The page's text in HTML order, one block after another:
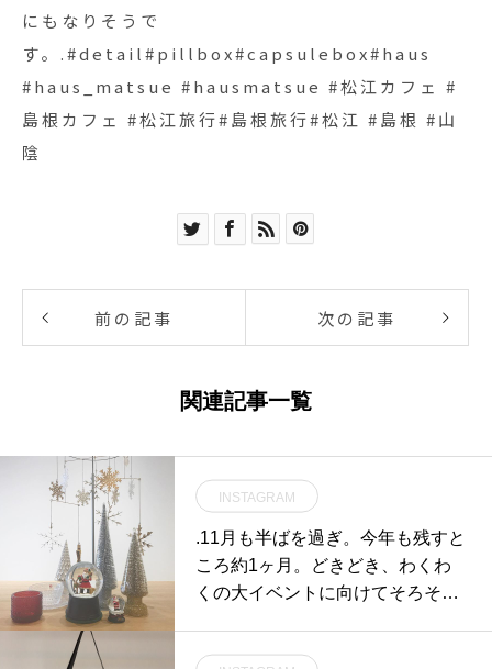
にもなりそうで
す。.#detail#pillbox#capsulebox#haus
#haus_matsue #hausmatsue #松江カフェ #
島根カフェ #松江旅行#島根旅行#松江 #島根 #山
陰
前の記事 次の記事
関連記事一覧
INSTAGRAM
.11月も半ばを過ぎ。今年も残すと
ころ約1ヶ月。どきどき、わくわ
くの大イベントに向けてそろそろ